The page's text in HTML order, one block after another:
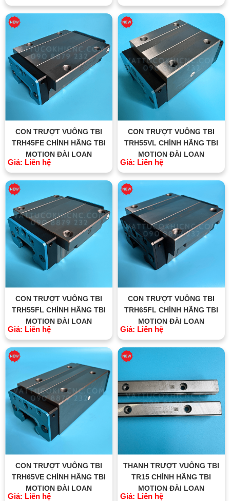
CON TRƯỢT VUÔNG TBI
TRH45FE CHÍNH HÃNG TBI
MOTION ĐÀI LOAN
Giá: Liên hệ
CON TRƯỢT VUÔNG TBI
TRH55VL CHÍNH HÃNG TBI
MOTION ĐÀI LOAN
Giá: Liên hệ
CON TRƯỢT VUÔNG TBI
TRH55FL CHÍNH HÃNG TBI
MOTION ĐÀI LOAN
Giá: Liên hệ
CON TRƯỢT VUÔNG TBI
TRH65FL CHÍNH HÃNG TBI
MOTION ĐÀI LOAN
Giá: Liên hệ
CON TRƯỢT VUÔNG TBI
TRH65VE CHÍNH HÃNG TBI
MOTION ĐÀI LOAN
Giá: Liên hệ
THANH TRƯỢT VUÔNG TBI
TR15 CHÍNH HÃNG TBI
MOTION ĐÀI LOAN
Giá: Liên hệ